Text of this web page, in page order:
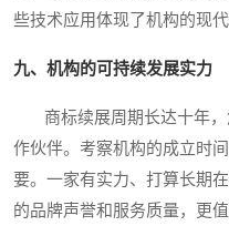
些技术应用体现了机构的现
九、机构的可持续发展实力
商标续展周期长达十年，
作伙伴。考察机构的成立时
要。一家有实力、打算长期
的品牌声誉和服务质量，更